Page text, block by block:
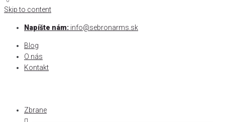
Skip to content
Napíšte nám: info@sebronarms.sk
Blog
O nás
Kontakt
Zbrane